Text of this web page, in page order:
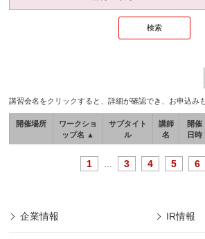
講習会名をクリックすると、詳細が確認でき、お申込み
開催場所
ワークショ
ップ名 ▲
サブタイト
ル
講師
名
開催
日時
1 3 4 5 6
企業情報 IR情報